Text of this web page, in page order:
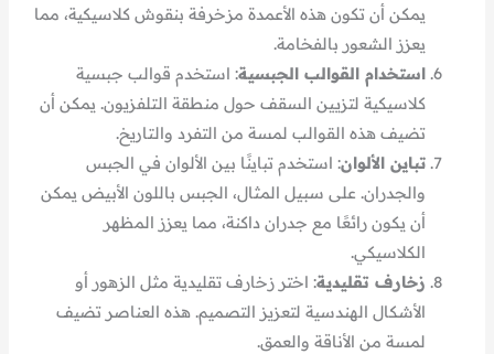
يمكن أن تكون هذه الأعمدة مزخرفة بنقوش كلاسيكية، مما
يعزز الشعور بالفخامة.
استخدام القوالب الجبسية: استخدم قوالب جبسية
كلاسيكية لتزيين السقف حول منطقة التلفزيون. يمكن أن
تضيف هذه القوالب لمسة من التفرد والتاريخ.
تباين الألوان: استخدم تباينًا بين الألوان في الجبس
والجدران. على سبيل المثال، الجبس باللون الأبيض يمكن
أن يكون رائعًا مع جدران داكنة، مما يعزز المظهر
الكلاسيكي.
زخارف تقليدية: اختر زخارف تقليدية مثل الزهور أو
الأشكال الهندسية لتعزيز التصميم. هذه العناصر تضيف
لمسة من الأناقة والعمق.